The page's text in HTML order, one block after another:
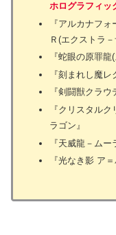
ホログラフィッ
『アルカナフ
Ｒ(エクストラ
『蛇眼の原罪
『刻まれし魔
『剣闘獣クラ
『クリスタル
ラゴン』
『天威龍－ムー
『光なき影 ア